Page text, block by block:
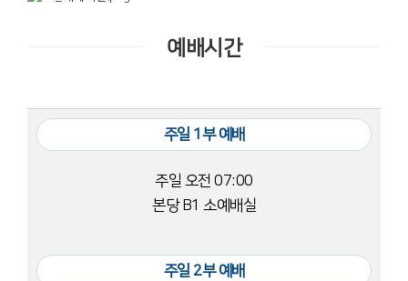
예배시간
주일 1부 예배
주일 오전 07:00
본당 B1 소예배실
주일 2부 예배